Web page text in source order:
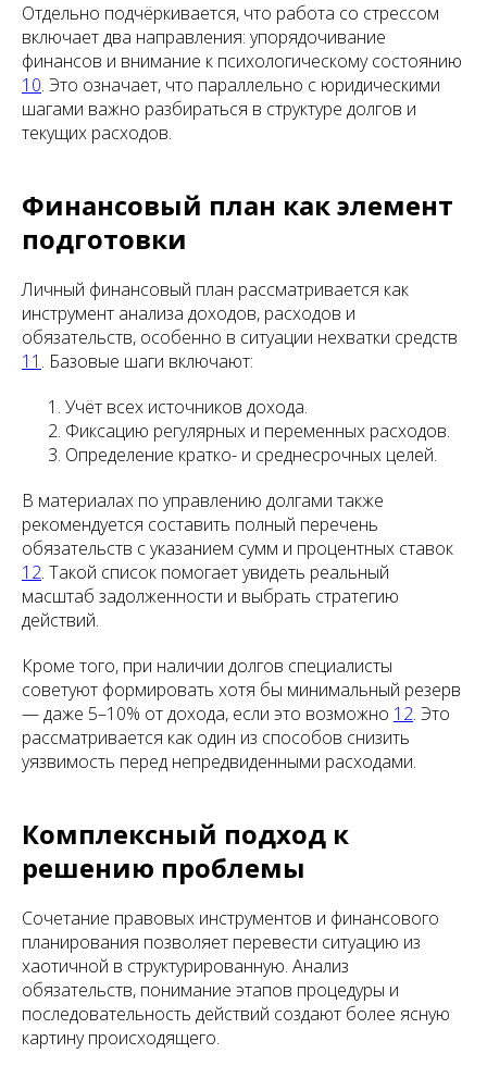
Отдельно подчёркивается, что работа со стрессом
включает два направления: упорядочивание
финансов и внимание к психологическому состоянию
10. Это означает, что параллельно с юридическими
шагами важно разбираться в структуре долгов и
текущих расходов.
Финансовый план как элемент
подготовки
Личный финансовый план рассматривается как
инструмент анализа доходов, расходов и
обязательств, особенно в ситуации нехватки средств
11 . Базовые шаги включают:
Учёт всех источников дохода.
Фиксацию регулярных и переменных расходов.
Определение кратко- и среднесрочных целей.
В материалах по управлению долгами также
рекомендуется составить полный перечень
обязательств с указанием сумм и процентных ставок
12. Такой список помогает увидеть реальный
масштаб задолженности и выбрать стратегию
действий.
Кроме того, при наличии долгов специалисты
советуют формировать хотя бы минимальный резерв
— даже 5–10% от дохода, если это возможно 12. Это
рассматривается как один из способов снизить
уязвимость перед непредвиденными расходами.
Комплексный подход к
решению проблемы
Сочетание правовых инструментов и финансового
планирования позволяет перевести ситуацию из
хаотичной в структурированную. Анализ
обязательств, понимание этапов процедуры и
последовательность действий создают более ясную
картину происходящего.